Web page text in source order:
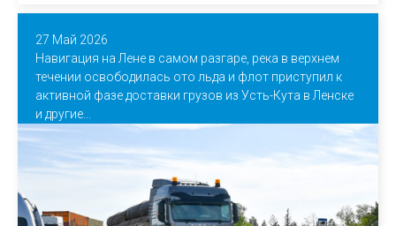
27 Май 2026
Навигация на Лене в самом разгаре, река в верхнем
течении освободилась ото льда и флот приступил к
активной фазе доставки грузов из Усть-Кута в Ленске
и другие...